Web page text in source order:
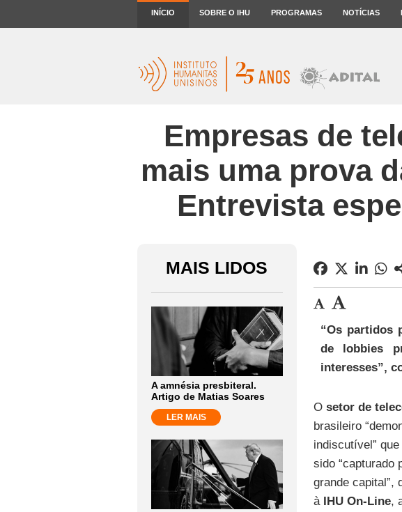
INÍCIO SOBRE O IHU PROGRAMAS NOTÍCIAS
Empresas de
mais uma prova
Entrevista
MAIS LIDOS
A amnésia presbiteral.
Artigo de Matias Soares
LER MAIS
“Os partidos
de lobbies
interesses”,
O setor de
brasileiro
indiscutível” que
sido “capturado
grande capital”,
à IHU On-Line,